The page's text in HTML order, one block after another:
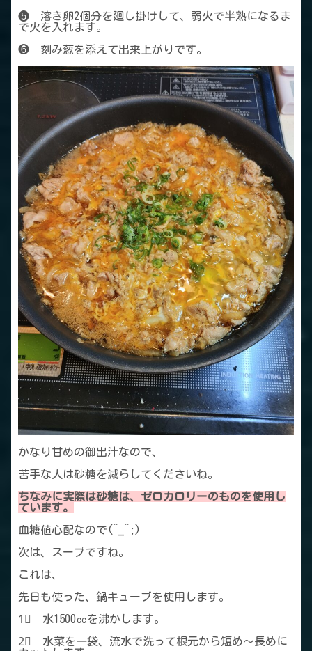
❺ 溶き卵2個分を廻し掛けして、弱火で半熟になるま
で火を入れます。
❻ 刻み葱を添えて出来上がりです。
かなり甘めの御出汁なので、
苦手な人は砂糖を減らしてくださいね。
ちなみに実際は砂糖は、ゼロカロリーのものを使用し
ています。
血糖値心配なので(^_^;)
次は、スープですね。
これは、
先日も使った、鍋キューブを使用します。
1⃣ 水1500㏄を沸かします。
2⃣ 水菜を一袋、流水で洗って根元から短め～長めに